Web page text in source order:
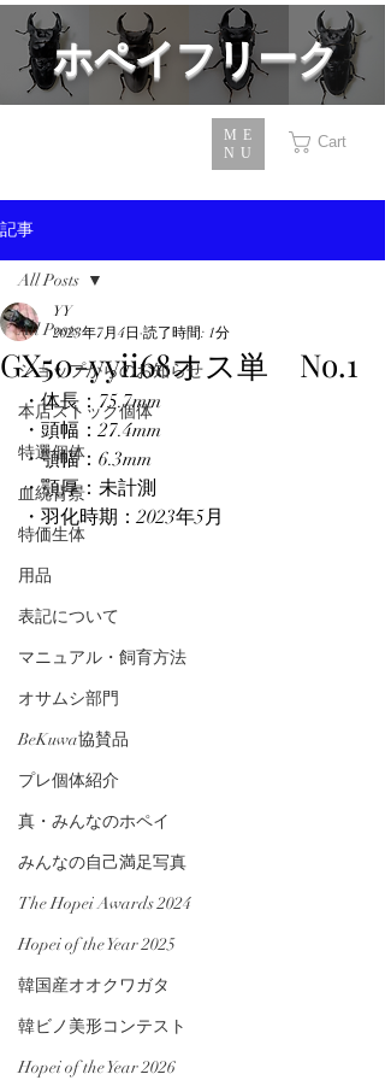
​ホペイフリーク
ME
NU
Cart
記事
All Posts
ショップからのお知らせ
本店ストック個体
特選個体
血統背景
特価生体
用品
表記について
マニュアル・飼育方法
オサムシ部門
BeKuwa協賛品
プレ個体紹介
真・みんなのホペイ
みんなの自己満足写真
The Hopei Awards 2024
Hopei of the Year 2025
韓国産オオクワガタ
韓ビノ美形コンテスト
Hopei of the Year 2026
All Posts
GX50-yyii68オス単 No.1
YY
2023年7月4日 読了時間: 1分
・体長：75.7mm
・頭幅：27.4mm
・顎幅：6.3mm
・顎厚：未計測
・羽化時期：2023年5月